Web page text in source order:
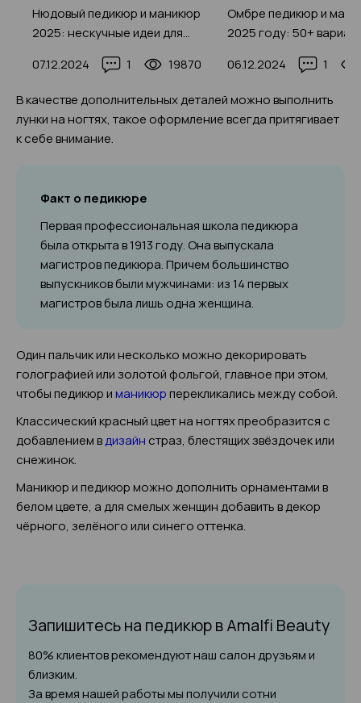
Нюдовый педикюр и маникюр
2025: нескучные идеи для
07.12.2024 1 19870
Омбре педикюр и
2025 году: 50+
правила выполнения
06.12.2024 1
В качестве дополнительных деталей можно выполнить
лунки на ногтях, такое оформление всегда притягивает
к себе внимание.
Факт о педикюре
Первая профессиональная школа педикюра
была открыта в 1913 году. Она выпускала
магистров педикюра. Причем большинство
выпускников были мужчинами: из 14 первых
магистров была лишь одна женщина.
Один пальчик или несколько можно декорировать
голографией или золотой фольгой, главное при этом,
чтобы педикюр иманикюрперекликались между собой.
Классический красный цвет на ногтях преобразится с
добавлением вдизайн страз, блестящих звёздочек или
снежинок.
Маникюр и педикюр можно дополнить орнаментами в
белом цвете, а для смелых женщин добавить в декор
чёрного, зелёного или синего оттенка.
Запишитесь на педикюрв Amalfi Beauty
80% клиентов рекомендуют наш салон друзьям и
близким.
За время нашей работы мы получили сотни